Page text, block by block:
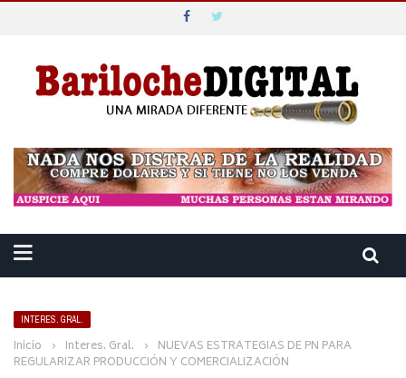
INTERES. GRAL.
Inicio › Interes. Gral. › NUEVAS ESTRATEGIAS DE PN PARA
REGULARIZAR PRODUCCIÓN Y COMERCIALIZACIÓN